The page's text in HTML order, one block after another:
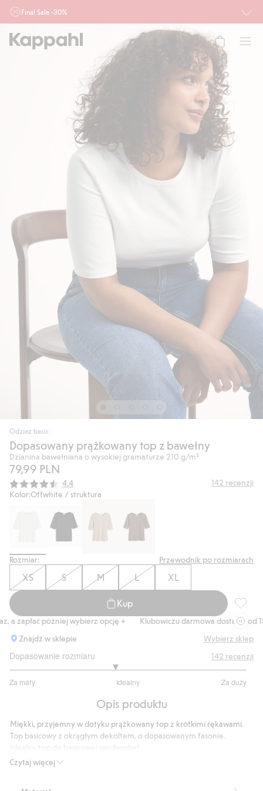
Final Sale -30%
Ważne przy zakupie min. 2 sztuk produktów włączonych w ofertę, również z
działu outlet do 10.8 w sklepach Kappahl i Newbie oraz na kappahl.com. Ofert
nie łączymy
Mężczyzna
Niemowlę
Odzież basic
Dopasowany prążkowany top z bawełny
Dzianina bawełniana o wysokiej gramaturze 210 g/m²
79,99 PLN
Średnia ocena:
4.4 142 recenzji
Kolor:Offwhite / struktura
Rozmiar: Przewodnik po rozmiarach
XS S M L XL
Kup
zapłać później wybierz opcję +
Klubowiczu darmowa dostawa od 150
Znajdź w sklepie
Wybierz sklep
Dopasowanie rozmiaru
Za mały Idealny Za duży
na
89
głosów
142 recenzji
Opis produktu
Czytaj więcej
Miękki, przyjemny w dotyku prążkowany top z krótkimi rękawami.
Top basicowy z okrągłym dekoltem, o dopasowanym fasonie.
Prążkowana struktura